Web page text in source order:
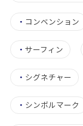
・ コンベンション
・ サーフィン
・ シグネチャー
・ シンボルマーク